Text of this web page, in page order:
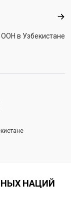
в Узбекистане
НАЦИЙ